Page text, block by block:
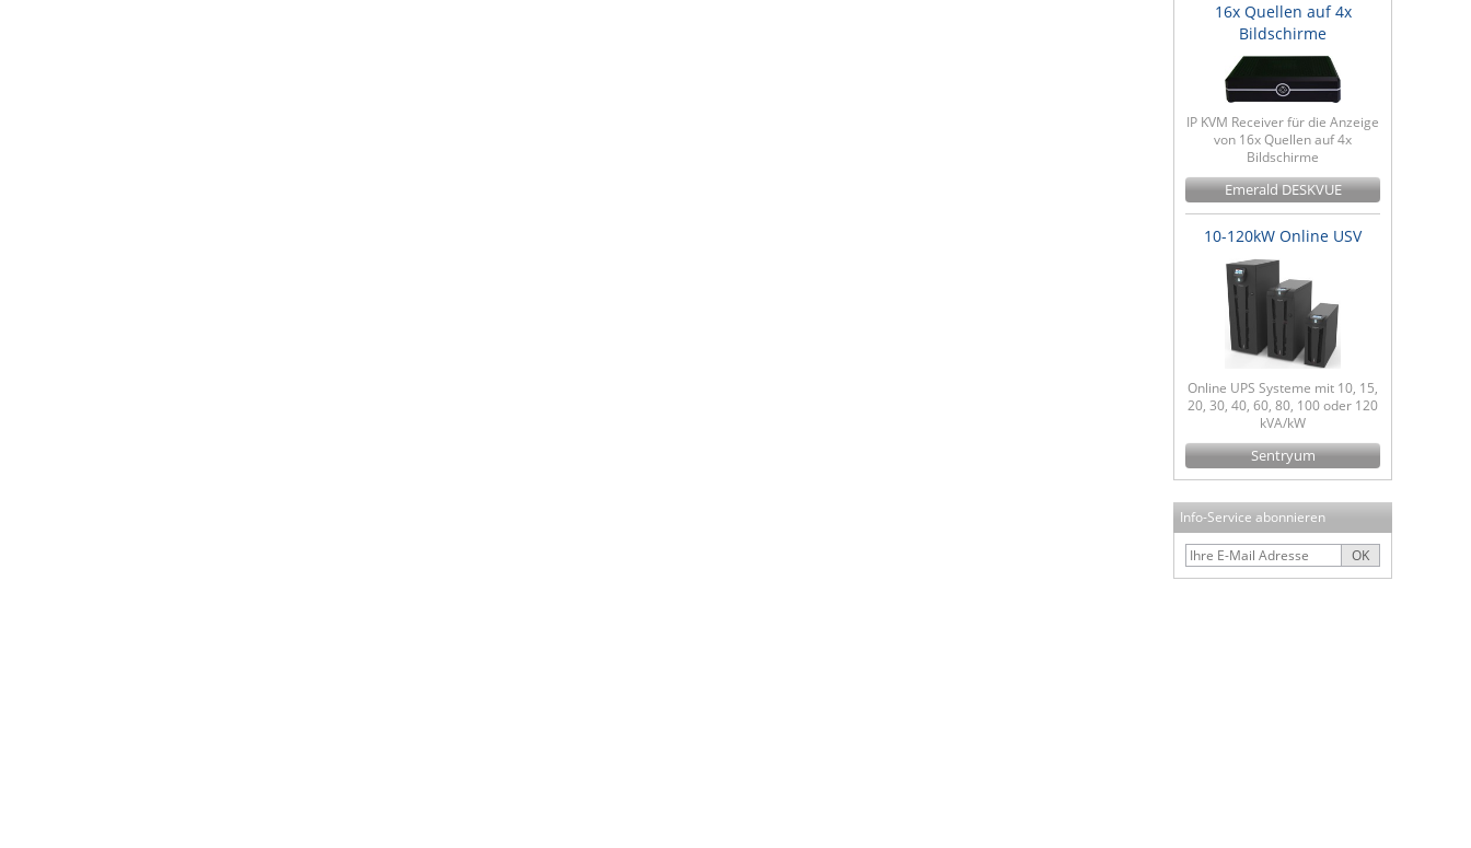
16x Quellen auf 4x
Bildschirme
IP KVM Receiver für die Anzeige
von 16x Quellen auf 4x
Bildschirme
Emerald DESKVUE
10-120kW Online USV
Online UPS Systeme mit 10, 15,
20, 30, 40, 60, 80, 100 oder 120
kVA/kW
Sentryum
Info-Service abonnieren
OK